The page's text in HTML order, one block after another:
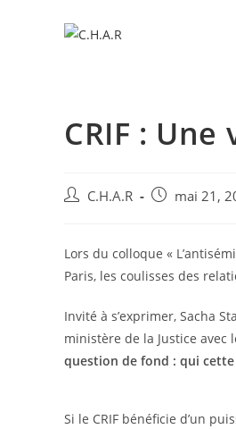
CRIF :
C.H.A.R mai 21,
Lors du colloque «
Paris, les coulisses des
Invité à s’exprimer, Sacha
ministère de la Justice avec
question de fond : qui
​Si le CRIF bénéficie d’un